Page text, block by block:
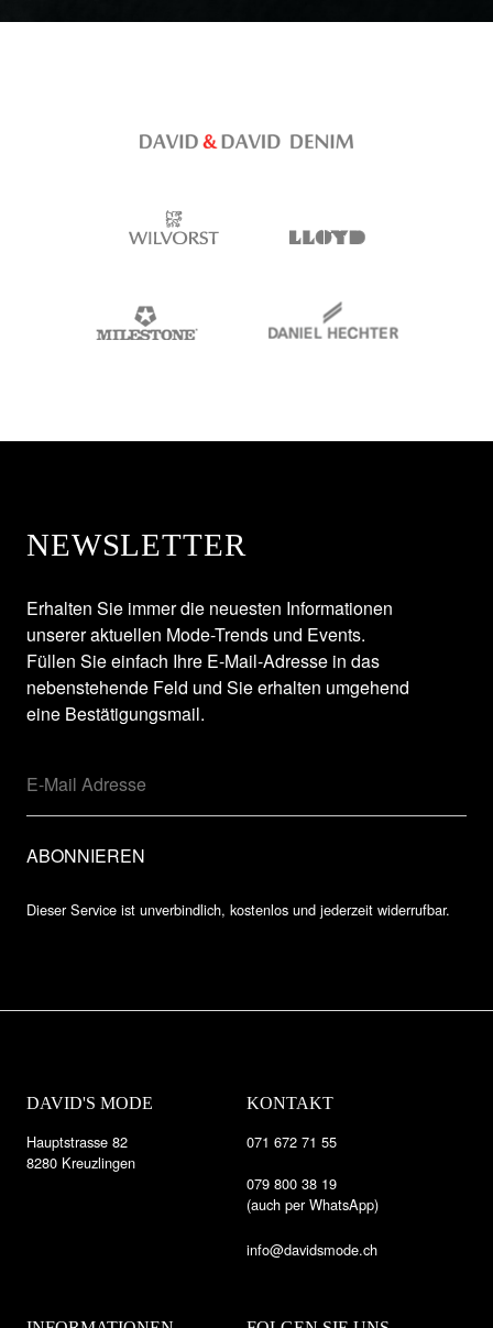
NEWSLETTER
Erhalten Sie immer die neuesten Informationen
unserer aktuellen Mode-Trends und Events.
Füllen Sie einfach Ihre E-Mail-Adresse in das
nebenstehende Feld und Sie erhalten umgehend
eine Bestätigungsmail.
Dieser Service ist unverbindlich, kostenlos und jederzeit widerrufbar.
DAVID'S MODE
Hauptstrasse 82
8280 Kreuzlingen
KONTAKT
071 672 71 55
079 800 38 19
(auch per WhatsApp)
info@davidsmode.ch